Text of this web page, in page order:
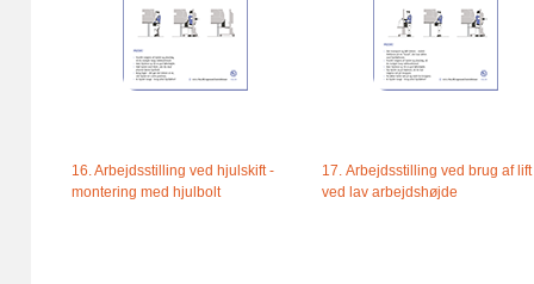
16. Arbejdsstilling ved hjulskift -
montering med hjulbolt
17. Arbejdsstilling ved brug af lift
ved lav arbejdshøjde